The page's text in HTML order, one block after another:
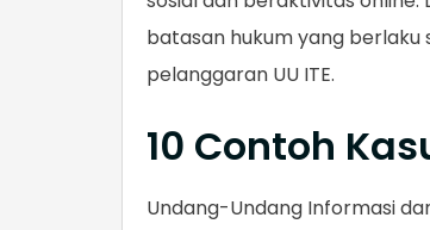
batasan hukum yang
pelanggaran UU ITE.
10 Contoh
Undang-Undang Informasi